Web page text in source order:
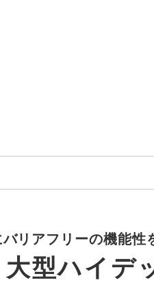
リアフリーの機能
型ハイデ